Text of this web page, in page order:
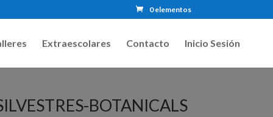
0 elementos
Extraescolares Contacto Inicio Sesión
BOTANICALS